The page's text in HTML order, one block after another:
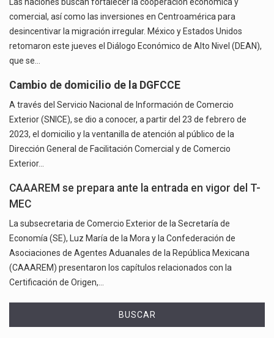
Las naciones buscan fortalecer la cooperación económica y
comercial, así como las inversiones en Centroamérica para
desincentivar la migración irregular. México y Estados Unidos
retomaron este jueves el Diálogo Económico de Alto Nivel (DEAN),
que se…
Cambio de domicilio de la DGFCCE
A través del Servicio Nacional de Información de Comercio
Exterior (SNICE), se dio a conocer, a partir del 23 de febrero de
2023, el domicilio y la ventanilla de atención al público de la
Dirección General de Facilitación Comercial y de Comercio
Exterior…
CAAAREM se prepara ante la entrada en vigor del T-
MEC
La subsecretaria de Comercio Exterior de la Secretaría de
Economía (SE), Luz María de la Mora y la Confederación de
Asociaciones de Agentes Aduanales de la República Mexicana
(CAAAREM) presentaron los capítulos relacionados con la
Certificación de Origen,…
BUSCAR